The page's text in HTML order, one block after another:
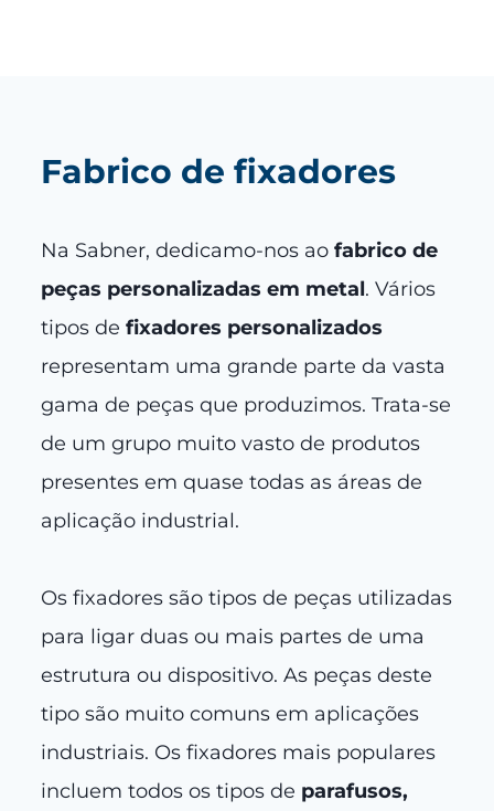
Fabrico de fixadores
Na Sabner, dedicamo-nos ao fabrico de
peças personalizadas em metal. Vários
tipos de fixadores personalizados
representam uma grande parte da vasta
gama de peças que produzimos. Trata-se
de um grupo muito vasto de produtos
presentes em quase todas as áreas de
aplicação industrial.
Os fixadores são tipos de peças utilizadas
para ligar duas ou mais partes de uma
estrutura ou dispositivo. As peças deste
tipo são muito comuns em aplicações
industriais. Os fixadores mais populares
incluem todos os tipos de parafusos,